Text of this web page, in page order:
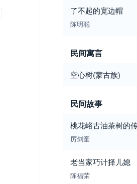
了不起的宽边帽
陈明聪
民间寓言
空心树(蒙古族)
民间故事
桃花峪古油茶树的
厉剑童
老当家巧计择儿媳
陈福荣